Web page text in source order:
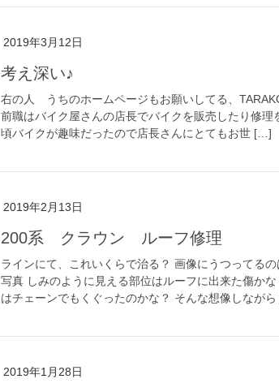
2019年3月12日
考え深い♪
右の人 うちのホームページもお願いしてる、
前職はバイク屋さんの店長でバイクを販売したり修
頃バイクが趣味だったので店長さんにとてもお世 […]
2019年2月13日
200系 クラウン ルーフ修理
ラインにて、これいくらで治る？ 画像にうつってる
写真 しみのように見える部位はルーフに出来た傷か
はチェーンでもくぐったのかな？ そんな想像しなが
2019年1月28日